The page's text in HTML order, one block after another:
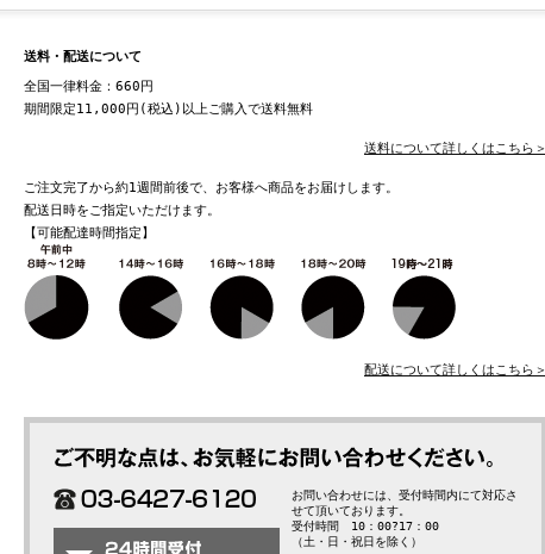
送料・配送について
全国一律料金：660円
期間限定11,000円(税込)以上ご購入で送料無料
送料について詳しくはこちら＞
ご注文完了から約1週間前後で、お客様へ商品をお届けします。
配送日時をご指定いただけます。
【可能配達時間指定】
配送について詳しくはこちら＞
お問い合わせには、受付時間内にて対応さ
せて頂いております。
受付時間 10：00?17：00
（土・日・祝日を除く）